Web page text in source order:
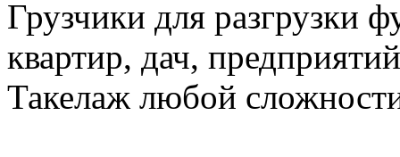
Грузчики для разгрузки
квартир, дач,
Такелаж любой